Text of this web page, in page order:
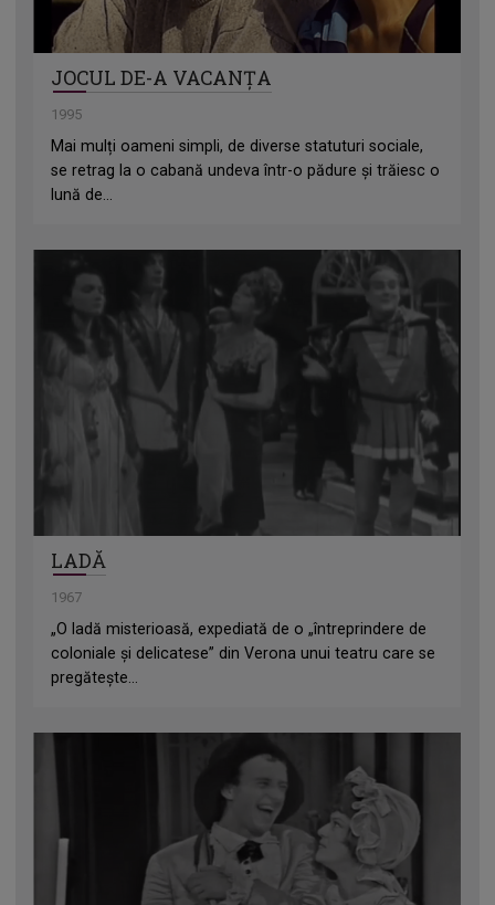
JOCUL DE-A VACANȚA
1995
Mai mulți oameni simpli, de diverse statuturi sociale,
se retrag la o cabană undeva într-o pădure și trăiesc o
lună de...
LADĂ
1967
„O ladă misterioasă, expediată de o „întreprindere de
coloniale şi delicatese” din Verona unui teatru care se
pregăteşte...